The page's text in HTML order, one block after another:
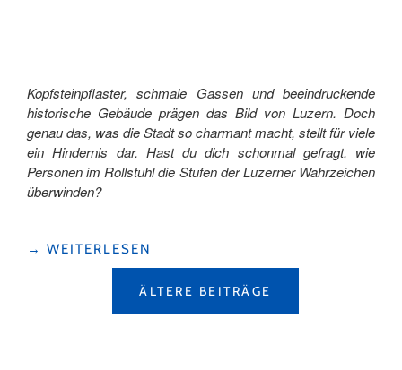
Kopfsteinpflaster, schmale Gassen und beeindruckende
historische Gebäude prägen das Bild von Luzern. Doch
genau das, was die Stadt so charmant macht, stellt für viele
ein Hindernis dar. Hast du dich schonmal gefragt, wie
Personen im Rollstuhl die Stufen der Luzerner Wahrzeichen
überwinden?
"UNTERWEGS
→ WEITERLESEN
BEITRAGSNAVIGATION
ÄLTERE BEITRÄGE